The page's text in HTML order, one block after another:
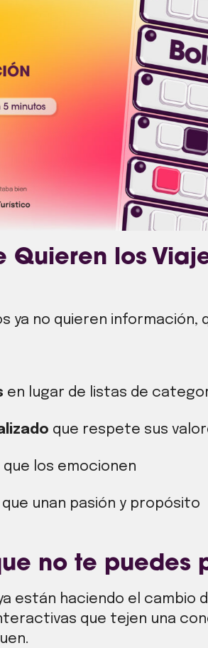
Quieren los
ya no quieren información,
en lugar de listas de
que respete sus
que los emocionen
que unan pasión y propósito
no te puedes
están haciendo el
que tejen una